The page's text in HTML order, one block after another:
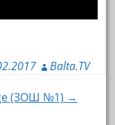
Balta.TV
(ЗОШ №1) →